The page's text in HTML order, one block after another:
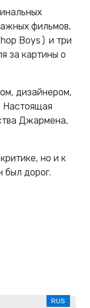
фильмов,
Boys) и три
за картины о
дизайнером,
Настоящая
Джармена,
но и к
был дорог.
RUS